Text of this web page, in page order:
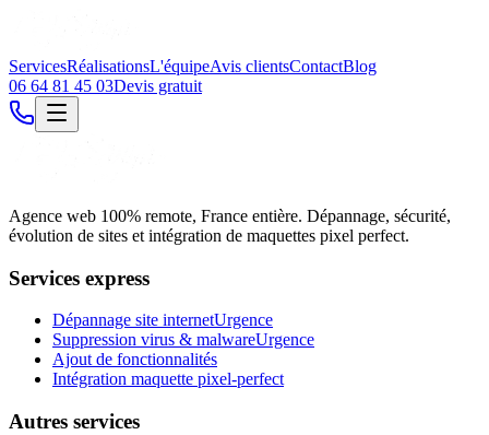
ServicesRéalisationsL'équipeAvis clientsContactBlog
06 64 81 45 03Devis gratuit
Agence web 100% remote, France entière. Dépannage, sécurité,
évolution de sites et intégration de maquettes pixel perfect.
Services express
Dépannage site internetUrgence
Suppression virus & malwareUrgence
Ajout de fonctionnalités
Intégration maquette pixel-perfect
Autres services